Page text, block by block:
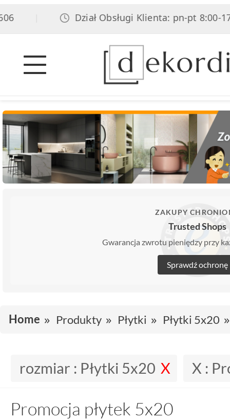
Dział Obsługi Klienta: pn-pt 8:00-
ZAKUPY
Trusted Shops
Gwarancja zwrotu pieniędzy przy
Sprawdź ochronę
Home Produkty Płytki Płytki 5x20
rozmiar : Płytki 5x20 X :
Promocja płytek 5x20